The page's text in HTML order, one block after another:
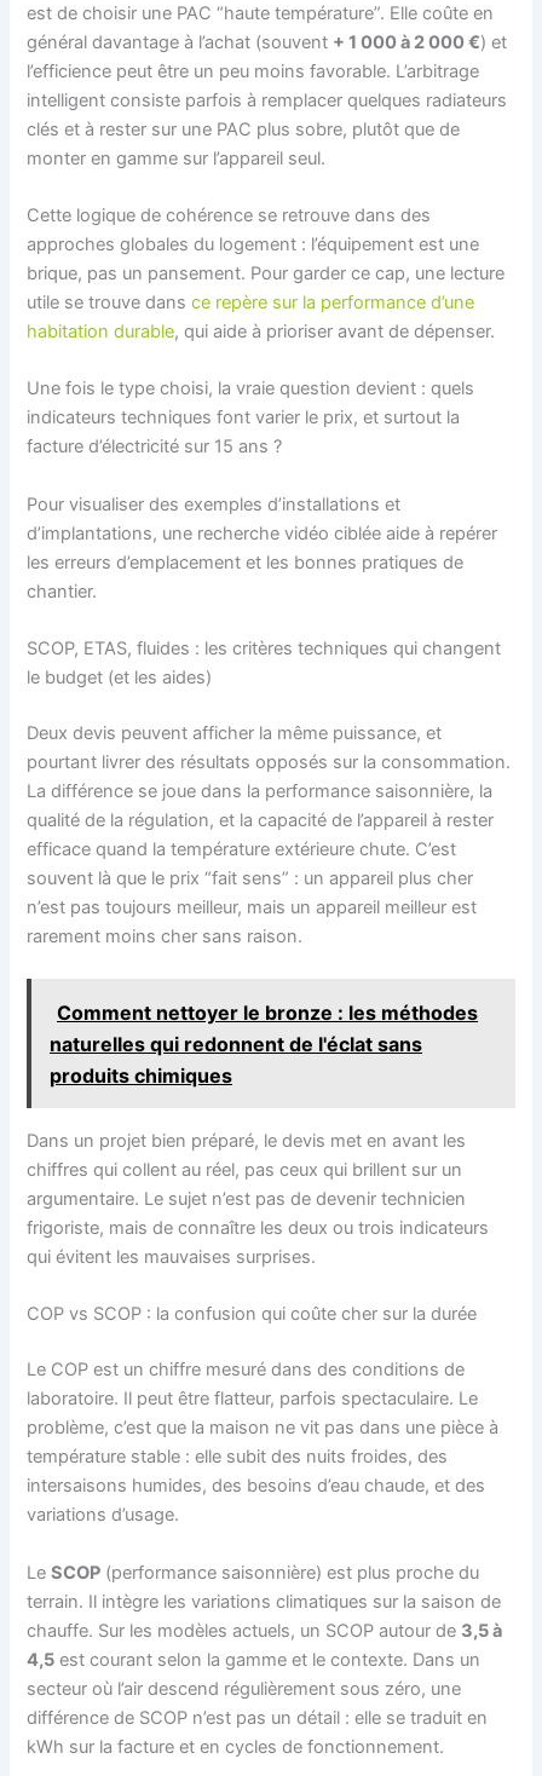
est de choisir une PAC “haute température”. Elle coûte en
général davantage à l’achat (souvent + 1 000 à 2 000 €) et
l’efficience peut être un peu moins favorable. L’arbitrage
intelligent consiste parfois à remplacer quelques radiateurs
clés et à rester sur une PAC plus sobre, plutôt que de
monter en gamme sur l’appareil seul.
Cette logique de cohérence se retrouve dans des
approches globales du logement : l’équipement est une
brique, pas un pansement. Pour garder ce cap, une lecture
utile se trouve dansce repère sur la performance d’une
habitation durable, qui aide à prioriser avant de dépenser.
Une fois le type choisi, la vraie question devient : quels
indicateurs techniques font varier le prix, et surtout la
facture d’électricité sur 15 ans ?
Pour visualiser des exemples d’installations et
d’implantations, une recherche vidéo ciblée aide à repérer
les erreurs d’emplacement et les bonnes pratiques de
chantier.
SCOP, ETAS, fluides : les critères techniques qui changent
le budget (et les aides)
Deux devis peuvent afficher la même puissance, et
pourtant livrer des résultats opposés sur la consommation.
La différence se joue dans la performance saisonnière, la
qualité de la régulation, et la capacité de l’appareil à rester
efficace quand la température extérieure chute. C’est
souvent là que le prix “fait sens” : un appareil plus cher
n’est pas toujours meilleur, mais un appareil meilleur est
rarement moins cher sans raison.
Comment nettoyer le bronze : les méthodes
naturelles qui redonnent de l'éclat sans
produits chimiques
Dans un projet bien préparé, le devis met en avant les
chiffres qui collent au réel, pas ceux qui brillent sur un
argumentaire. Le sujet n’est pas de devenir technicien
frigoriste, mais de connaître les deux ou trois indicateurs
qui évitent les mauvaises surprises.
COP vs SCOP : la confusion qui coûte cher sur la durée
Le COP est un chiffre mesuré dans des conditions de
laboratoire. Il peut être flatteur, parfois spectaculaire. Le
problème, c’est que la maison ne vit pas dans une pièce à
température stable : elle subit des nuits froides, des
intersaisons humides, des besoins d’eau chaude, et des
variations d’usage.
LeSCOP (performance saisonnière) est plus proche du
terrain. Il intègre les variations climatiques sur la saison de
chauffe. Sur les modèles actuels, un SCOP autour de 3,5 à
4,5 est courant selon la gamme et le contexte. Dans un
secteur où l’air descend régulièrement sous zéro, une
différence de SCOP n’est pas un détail : elle se traduit en
kWh sur la facture et en cycles de fonctionnement.